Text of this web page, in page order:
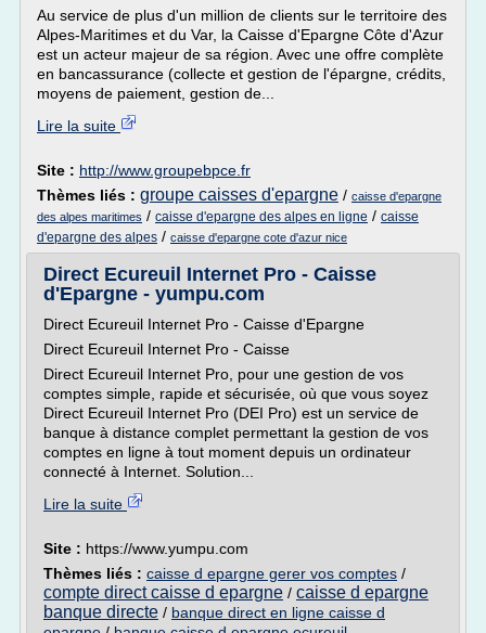
Au service de plus d'un million de clients sur le territoire des
Alpes-Maritimes et du Var, la Caisse d'Epargne Côte d'Azur
est un acteur majeur de sa région. Avec une offre complète
en bancassurance (collecte et gestion de l'épargne, crédits,
moyens de paiement, gestion de...
Lire la suite
Site : http://www.groupebpce.fr
Thèmes liés : groupe caisses d'epargne / caisse d'epargne
des alpes maritimes / caisse d'epargne des alpes en ligne / caisse
d'epargne des alpes / caisse d'epargne cote d'azur nice
Direct Ecureuil Internet Pro - Caisse
d'Epargne - yumpu.com
Direct Ecureuil Internet Pro - Caisse d'Epargne
Direct Ecureuil Internet Pro - Caisse
Direct Ecureuil Internet Pro, pour une gestion de vos
comptes simple, rapide et sécurisée, où que vous soyez
Direct Ecureuil Internet Pro (DEI Pro) est un service de
banque à distance complet permettant la gestion de vos
comptes en ligne à tout moment depuis un ordinateur
connecté à Internet. Solution...
Lire la suite
Site : https://www.yumpu.com
Thèmes liés : caisse d epargne gerer vos comptes /
compte direct caisse d epargne / caisse d epargne
banque directe / banque direct en ligne caisse d